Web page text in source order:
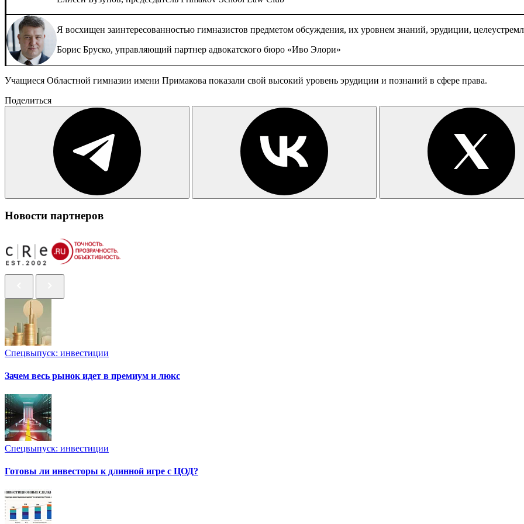
Я восхищен заинтересованностью гимназистов предметом обсуждения, их уровнем знаний, эрудиции,
Борис Бруско, управляющий партнер адвокатского бюро «Иво Элори»
Учащиеся Областной гимназии имени Примакова показали свой высокий уровень эрудиции и познаний в сфере права.
Поделиться
Новости партнеров
Спецвыпуск: инвестиции
Зачем весь рынок идет в премиум и люкс
Спецвыпуск: инвестиции
Готовы ли инвесторы к длинной игре с ЦОД?